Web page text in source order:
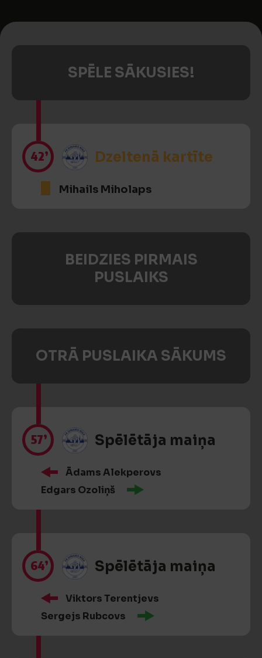
SPĒLE SĀKUSIES!
42’ Dzeltenā kartīte
Mihails Miholaps
BEIDZIES PIRMAIS
PUSLAIKS
OTRĀ PUSLAIKA SĀKUMS
57’ Spēlētāja maiņa
Ādams Alekperovs
Edgars Ozoliņš
64’ Spēlētāja maiņa
Viktors Terentjevs
Sergejs Rubcovs